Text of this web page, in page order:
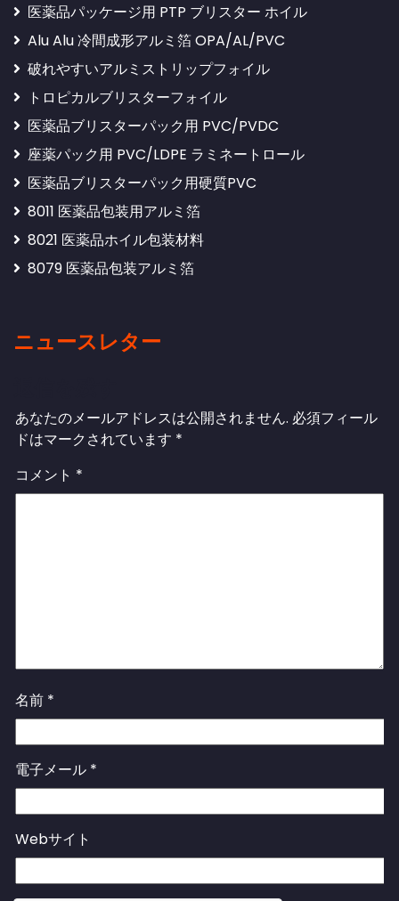
医薬品パッケージ用 PTP ブリスター ホイル
Alu Alu 冷間成形アルミ箔 OPA/AL/PVC
破れやすいアルミストリップフォイル
トロピカルブリスターフォイル
医薬品ブリスターパック用 PVC/PVDC
座薬パック用 PVC/LDPE ラミネートロール
医薬品ブリスターパック用硬質PVC
8011 医薬品包装用アルミ箔
8021 医薬品ホイル包装材料
8079 医薬品包装アルミ箔
ニュースレター
あなたのメールアドレスは公開されません. 必須フィール
ドはマークされています *
コメント *
名前 *
電子メール *
Webサイト